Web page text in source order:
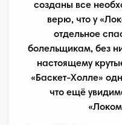
созданы все
верю, что у
отдельное
болельщикам, без
настоящему
«Баскет-Холле»
что ещё